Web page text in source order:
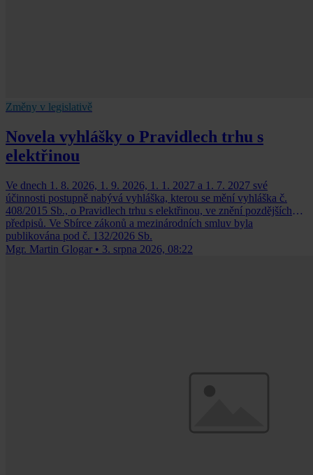
Změny v legislativě
Novela vyhlášky o Pravidlech trhu s
elektřinou
Ve dnech 1. 8. 2026, 1. 9. 2026, 1. 1. 2027 a 1. 7. 2027 své
účinnosti postupně nabývá vyhláška, kterou se mění vyhláška č.
408/2015 Sb., o Pravidlech trhu s elektřinou, ve znění pozdějších
předpisů. Ve Sbírce zákonů a mezinárodních smluv byla
publikována pod č. 132/2026 Sb.
Mgr. Martin Glogar • 3. srpna 2026, 08:22